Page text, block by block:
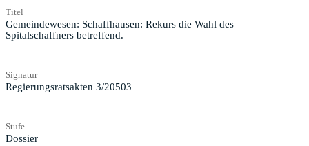
Titel
Gemeindewesen: Schaffhausen: Rekurs die Wahl des
Spitalschaffners betreffend.
Signatur
Regierungsratsakten 3/20503
Stufe
Dossier